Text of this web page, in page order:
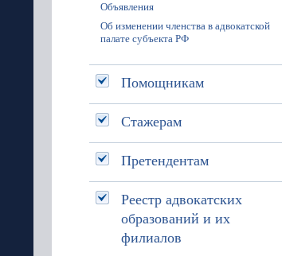
Объявления
Об изменении членства в адвокатской
палате субъекта РФ
Помощникам
Стажерам
Претендентам
Реестр адвокатских
образований и их
филиалов